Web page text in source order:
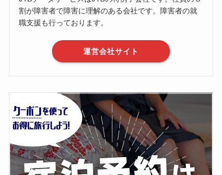
割が障害者で障害に理解のある会社です。障害者の就
職支援も行っております。
運営会社サイト